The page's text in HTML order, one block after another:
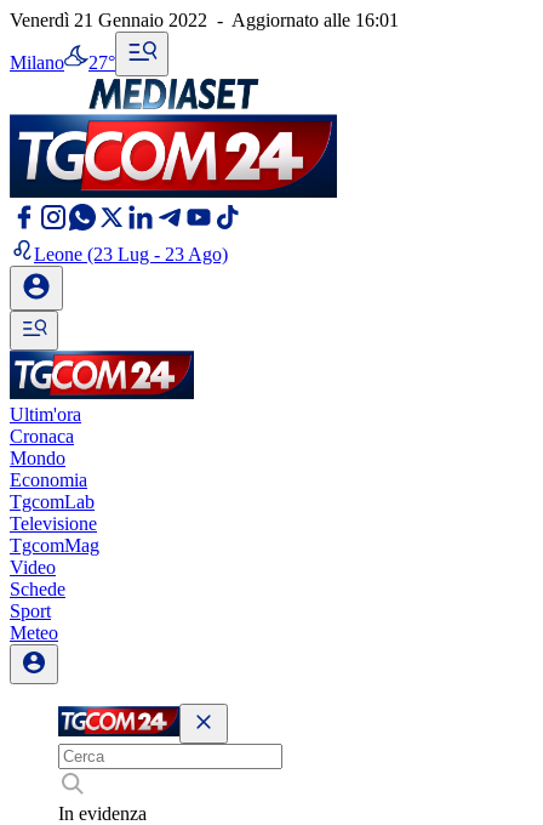
Venerdì 21 Gennaio 2022 - Aggiornato alle 16:01
Milano 27°
Leone (23 Lug - 23 Ago)
Ultim'ora
Cronaca
Mondo
Economia
TgcomLab
Televisione
TgcomMag
Video
Schede
Sport
Meteo
In evidenza